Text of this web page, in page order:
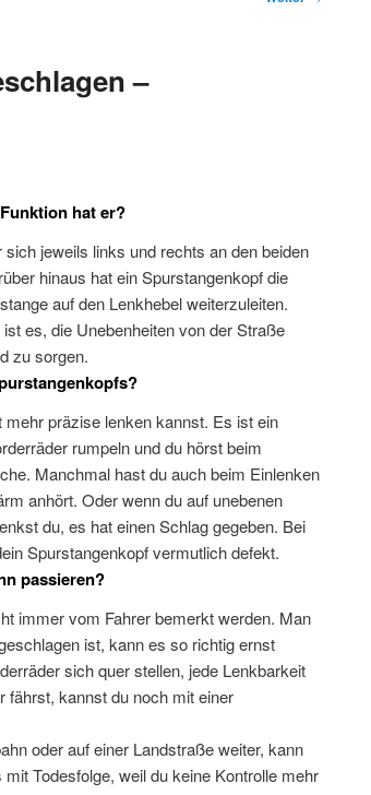
–
hat er?
jeweils links und rechts an den beiden
hinaus hat ein Spurstangenkopf die
auf den Lenkhebel weiterzuleiten.
es, die Unebenheiten von der Straße
zu sorgen.
präzise lenken kannst. Es ist ein
rumpeln und du hörst beim
Manchmal hast du auch beim Einlenken
anhört. Oder wenn du auf unebenen
du, es hat einen Schlag gegeben. Bei
Spurstangenkopf vermutlich defekt.
passieren?
immer vom Fahrer bemerkt werden. Man
ist, kann es so richtig ernst
sich quer stellen, jede Lenkbarkeit
fährst, kannst du noch mit einer
oder auf einer Landstraße weiter, kann
Todesfolge, weil du keine Kontrolle mehr